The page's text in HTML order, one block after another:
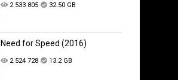
2 533 805 32.50 GB
Need for Speed (2016)
2 524 728 13.2 GB